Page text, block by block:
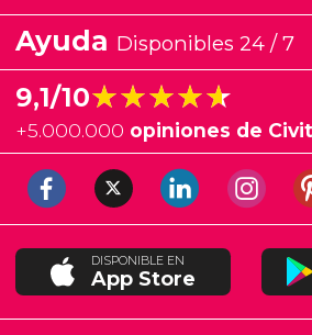
Ayuda Disponibles 24 / 7
9,1/10★★★★★
★★★★★
+5.000.000 opiniones de
DISPONIBLE EN
App Store